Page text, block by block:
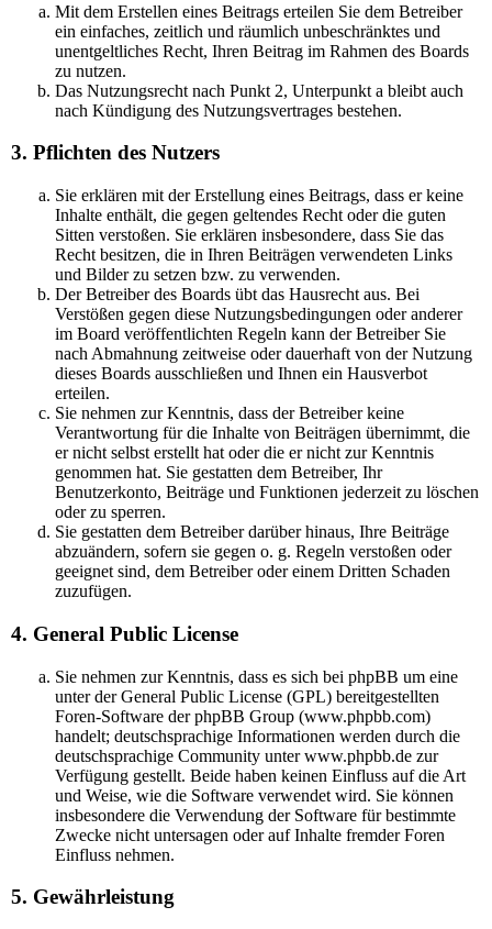
Mit dem Erstellen eines Beitrags erteilen Sie dem Betreiber
ein einfaches, zeitlich und räumlich unbeschränktes und
unentgeltliches Recht, Ihren Beitrag im Rahmen des Boards
zu nutzen.
Das Nutzungsrecht nach Punkt 2, Unterpunkt a bleibt auch
nach Kündigung des Nutzungsvertrages bestehen.
3. Pflichten des Nutzers
Sie erklären mit der Erstellung eines Beitrags, dass er keine
Inhalte enthält, die gegen geltendes Recht oder die guten
Sitten verstoßen. Sie erklären insbesondere, dass Sie das
Recht besitzen, die in Ihren Beiträgen verwendeten Links
und Bilder zu setzen bzw. zu verwenden.
Der Betreiber des Boards übt das Hausrecht aus. Bei
Verstößen gegen diese Nutzungsbedingungen oder anderer
im Board veröffentlichten Regeln kann der Betreiber Sie
nach Abmahnung zeitweise oder dauerhaft von der Nutzung
dieses Boards ausschließen und Ihnen ein Hausverbot
erteilen.
Sie nehmen zur Kenntnis, dass der Betreiber keine
Verantwortung für die Inhalte von Beiträgen übernimmt, die
er nicht selbst erstellt hat oder die er nicht zur Kenntnis
genommen hat. Sie gestatten dem Betreiber, Ihr
Benutzerkonto, Beiträge und Funktionen jederzeit zu löschen
oder zu sperren.
Sie gestatten dem Betreiber darüber hinaus, Ihre Beiträge
abzuändern, sofern sie gegen o. g. Regeln verstoßen oder
geeignet sind, dem Betreiber oder einem Dritten Schaden
zuzufügen.
4. General Public License
Sie nehmen zur Kenntnis, dass es sich bei phpBB um eine
unter der General Public License (GPL) bereitgestellten
Foren-Software der phpBB Group (www.phpbb.com)
handelt; deutschsprachige Informationen werden durch die
deutschsprachige Community unter www.phpbb.de zur
Verfügung gestellt. Beide haben keinen Einfluss auf die Art
und Weise, wie die Software verwendet wird. Sie können
insbesondere die Verwendung der Software für bestimmte
Zwecke nicht untersagen oder auf Inhalte fremder Foren
Einfluss nehmen.
5. Gewährleistung